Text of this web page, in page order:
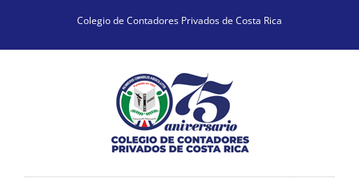
content
Colegio de Contadores Privados de Costa Rica